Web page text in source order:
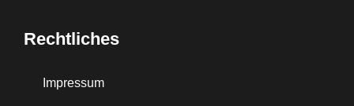
Rechtliches
Impressum